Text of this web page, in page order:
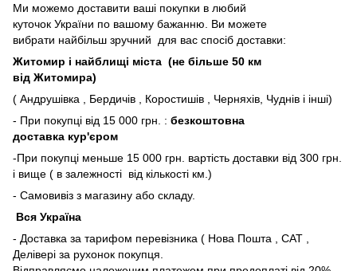
Ми можемо доставити ваші покупки в любий
куточок України по вашому бажанню. Ви можете
вибрати найбільш зручний для вас спосіб доставки:
Житомир і найблищі міста (не більше 50 км
від Житомира)
( Андрушівка , Бердичів , Коростишів , Черняхів, Чуднів і інші)
- При покупці від 15 000 грн. : безкоштовна
доставка кур'єром
-При покупці меньше 15 000 грн. вартість доставки від 300 грн.
і вище ( в залежності від кількості км.)
- Самовивіз з магазину або складу.
Вся Україна
- Доставка за тарифом перевізника ( Нова Пошта , САТ ,
Делівері за рухонок покупця.